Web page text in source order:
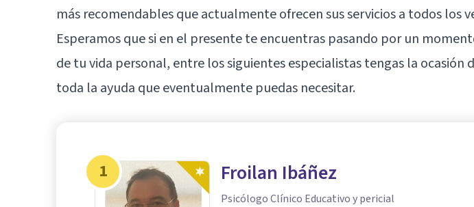
más recomendables que actualmente ofrecen sus servicios a todos los
Esperamos que si en el presente te encuentras pasando por un
de tu vida personal, entre los siguientes especialistas tengas la ocasión
toda la ayuda que eventualmente puedas necesitar.
1 Froilan Ibáñez
Psicólogo Clínico Educativo y pericial